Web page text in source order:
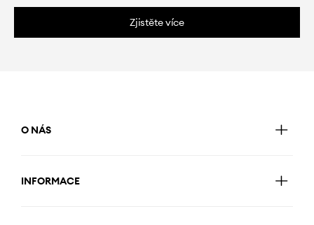
Zjistěte více
O NÁS
INFORMACE